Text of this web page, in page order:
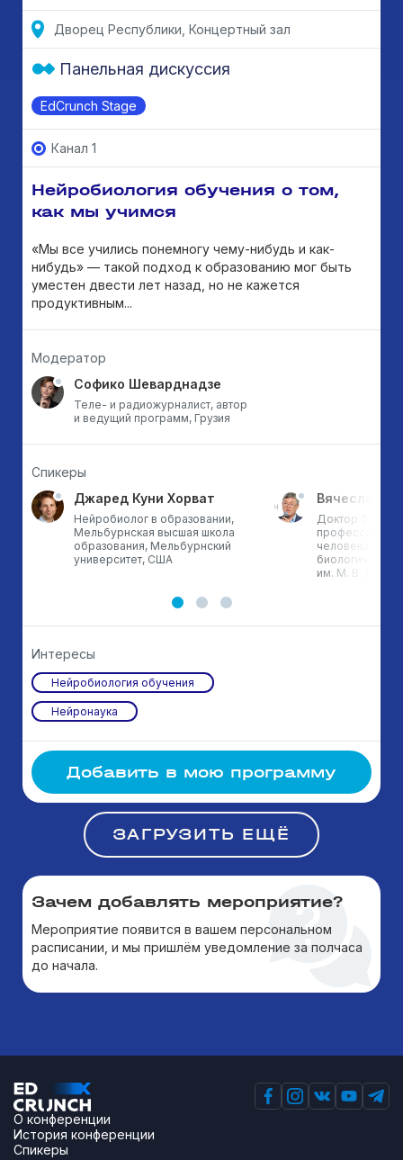
Дворец Республики, Концертный зал
EdCrunch Stage
Панельная дискуссия
Канал 1
Нейробиология обучения о том,
как мы учимся
«Мы все учились понемногу чему-нибудь и как-
нибудь» — такой подход к образованию мог быть
уместен двести лет назад, но не кажется
продуктивным...
Модератор
Софико Шеварднадзе
Теле- и радиожурналист, автор
и ведущий программ, Грузия
Спикеры
Джаред Куни Хорват
Нейробиолог в образовании,
Мельбурнская высшая школа
образования, Мельбурнский
университет, США
Вячеслав
Доктор
профессор
человека и
им. М. В.
Интересы
Нейробиология обучения
Нейронаука
Добавить в мою программу
ЗАГРУЗИТЬ ЕЩЁ
Зачем добавлять мероприятие?
Мероприятие появится в вашем персональном
расписании, и мы пришлём уведомление за полчаса
до начала.
О конференции
История конференции
Спикеры